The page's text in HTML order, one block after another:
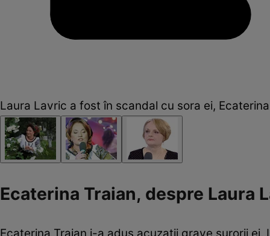
Laura Lavric a fost în scandal cu sora ei, Ecaterina
Ecaterina Traian, despre Laura
Ecaterina Traian i-a adus acuzații grave surorii ei,